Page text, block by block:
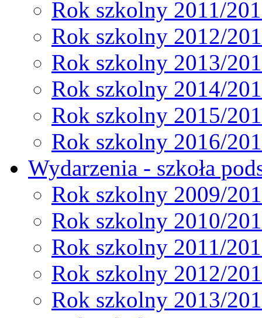
Rok szkolny 2011/
Rok szkolny 2012/
Rok szkolny 2013/
Rok szkolny 2014/
Rok szkolny 2015/
Rok szkolny 2016/
Wydarzenia - szkoła
Rok szkolny 2009/
Rok szkolny 2010/
Rok szkolny 2011/
Rok szkolny 2012/
Rok szkolny 2013/